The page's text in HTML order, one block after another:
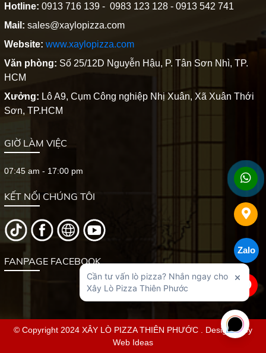
Hotline: 0913 716 139 - 0983 123 128 - 0913 542 741
Mail: sales@xaylopizza.com
Website: www.xaylopizza.com
Văn phòng: Số 25/12D Nguyễn Hậu, P. Tân Sơn Nhì, TP.
HCM
Xưởng: Lô A9, Cụm Công nghiệp Nhị Xuân, Xã Xuân Thới
Sơn, TP.HCM
GIỜ LÀM VIỆC
07:45 am - 17:00 pm
KẾT NỐI CHÚNG TÔI
FANPAGE FACEBOOK
© Copyright 2024 XÂY LÒ PIZZA THIÊN PHƯỚC . Designed by
Web Ideas
Zalo